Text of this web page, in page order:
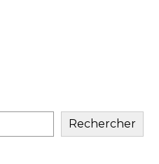
Rechercher